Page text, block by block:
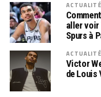
aller voir
Spurs à
Victor
de